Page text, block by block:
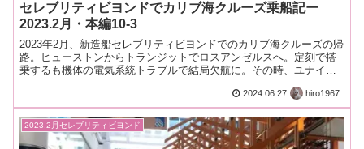
セレブリティビヨンドでカリブ海クルーズ乗船記ー
2023.2月・本編10-3
2023年2月、新造船セレブリティビヨンドでのカリブ海クルーズの帰
路。ヒューストンからトランジットでロスアンゼルスへ。定刻で搭
乗するも機体の電気系統トラブルで結局欠航に。その時、ユナイテ
2024.06.27 hiro1967
2023.2月セレブリティビヨンド